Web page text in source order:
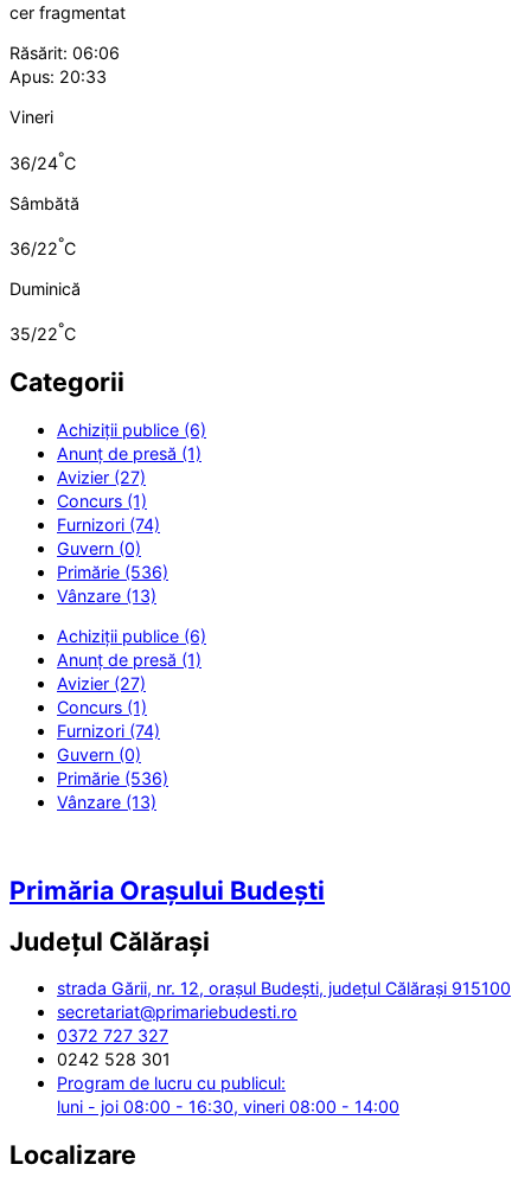
cer fragmentat
Răsărit: 06:06
Apus: 20:33
Vineri
36/24°C
Sâmbătă
36/22°C
Duminică
35/22°C
Categorii
Achiziții publice (6)
Anunț de presă (1)
Avizier (27)
Concurs (1)
Furnizori (74)
Guvern (0)
Primărie (536)
Vânzare (13)
Achiziții publice (6)
Anunț de presă (1)
Avizier (27)
Concurs (1)
Furnizori (74)
Guvern (0)
Primărie (536)
Vânzare (13)
Primăria Orașului Budești
Județul Călărași
strada Gării, nr. 12, orașul Budești, județul Călărași 915100
secretariat@primariebudesti.ro
0372 727 327
0242 528 301
Program de lucru cu publicul:
luni - joi 08:00 - 16:30, vineri 08:00 - 14:00
Localizare